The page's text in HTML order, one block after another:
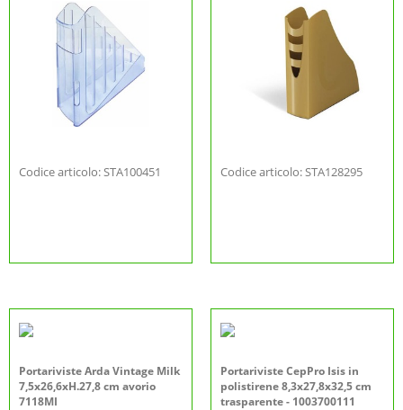
Codice articolo: STA100451 Codice articolo: STA128295
Portariviste Arda Vintage Milk
7,5x26,6xH.27,8 cm avorio
7118MI
Portariviste CepPro Isis in
polistirene 8,3x27,8x32,5 cm
trasparente - 1003700111